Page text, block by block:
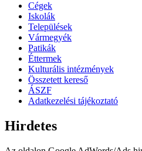
Cégek
Iskolák
Települések
Vármegyék
Patikák
Éttermek
Kulturális intézmények
Összetett kereső
ÁSZF
Adatkezelési tájékoztató
Hirdetes